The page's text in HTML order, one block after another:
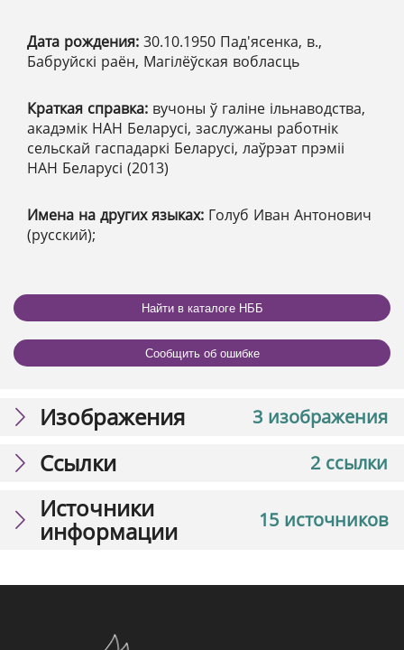
Дата рождения: 30.10.1950 Пад'ясенка, в.,
Бабруйскі раён, Магілёўская вобласць
Краткая справка: вучоны ў галіне ільнаводства,
акадэмік НАН Беларусі, заслужаны работнік
сельскай гаспадаркі Беларусі, лаўрэат прэміі
НАН Беларусі (2013)
Имена на других языках: Голуб Иван Антонович
(русский);
Найти в каталоге НББ
Сообщить об ошибке
3 изображения
Изображения
2 ссылки
Ссылки
15 источников
Источники
информации